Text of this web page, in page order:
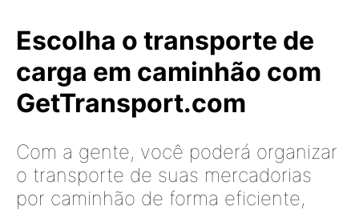
Escolha o transporte de
carga em caminhão com
GetTransport.com
Com a gente, você poderá organizar
o transporte de suas mercadorias
por caminhão de forma eficiente,